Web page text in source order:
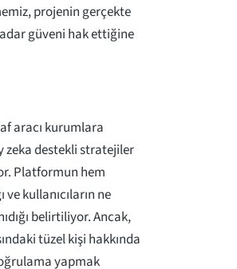
projenin gerçekte
güveni hak ettiğine
aracı kurumlara
zeka destekli stratejiler
Platformun hem
kullanıcıların ne
belirtiliyor. Ancak,
tüzel kişi hakkında
yapmak